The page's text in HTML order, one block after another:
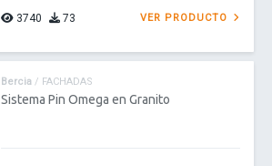
3740 73 VER PRODUCTO
Bercia / FACHADAS
Sistema Pin Omega en Granito